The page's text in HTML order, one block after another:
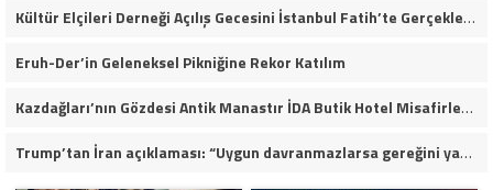
Kültür Elçileri Derneği Açılış Gecesini İstanbul Fatih’te Gerçekleştirdi
Eruh-Der’in Geleneksel Pikniğine Rekor Katılım
Kazdağları’nın Gözdesi Antik Manastır İDA Butik Hotel Misafirlerinden Tam Not Alıyor
Trump’tan İran açıklaması: “Uygun davranmazlarsa gereğini yaparım”